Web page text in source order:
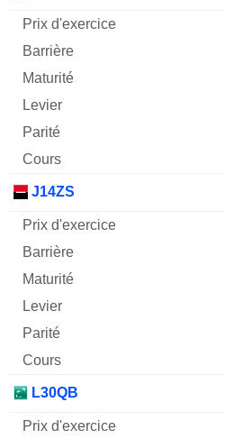
J14ZS
L30QB